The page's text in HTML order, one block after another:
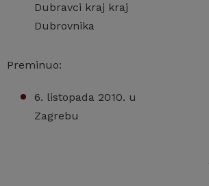
Dubravci kraj kraj
Dubrovnika
Preminuo:
6. listopada 2010. u
Zagrebu